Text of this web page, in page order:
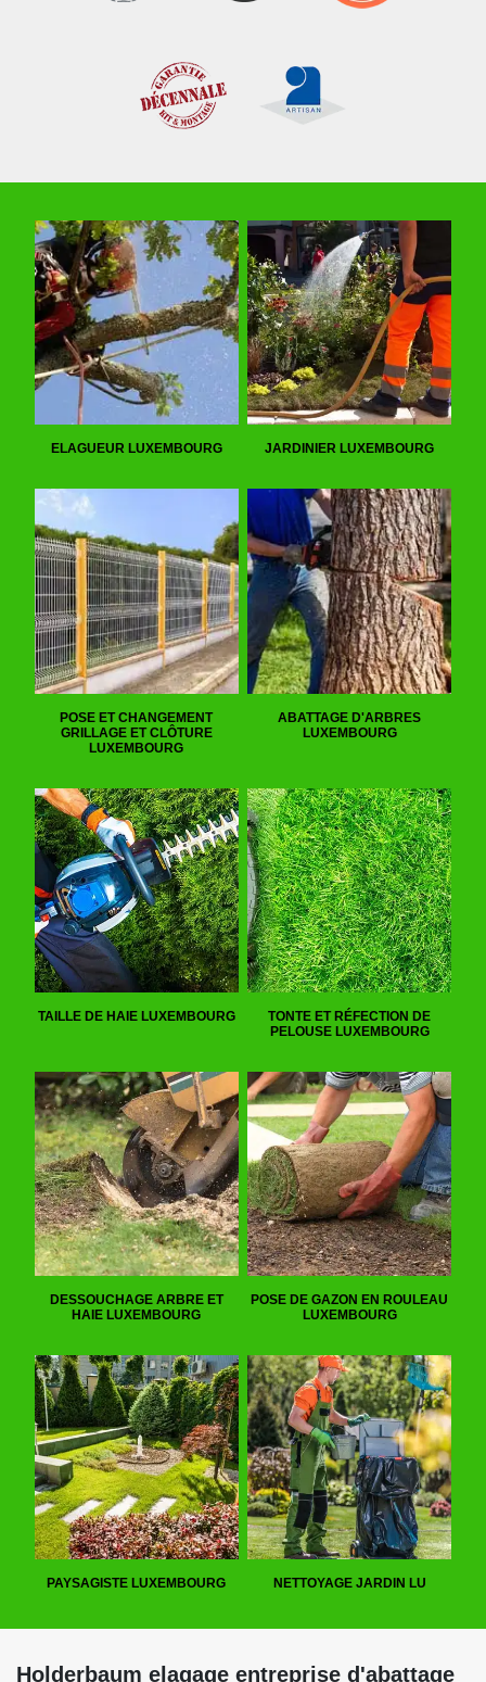
ELAGUEUR LUXEMBOURG JARDINIER LUXEMBOURG
POSE ET CHANGEMENT
GRILLAGE ET CLÔTURE
LUXEMBOURG
ABATTAGE D'ARBRES
LUXEMBOURG
TAILLE DE HAIE LUXEMBOURG
TONTE ET RÉFECTION DE
PELOUSE LUXEMBOURG
DESSOUCHAGE ARBRE ET
HAIE LUXEMBOURG
POSE DE GAZON EN ROULEAU
LUXEMBOURG
PAYSAGISTE LUXEMBOURG NETTOYAGE JARDIN LU
Holderbaum elagage entreprise d'abattage